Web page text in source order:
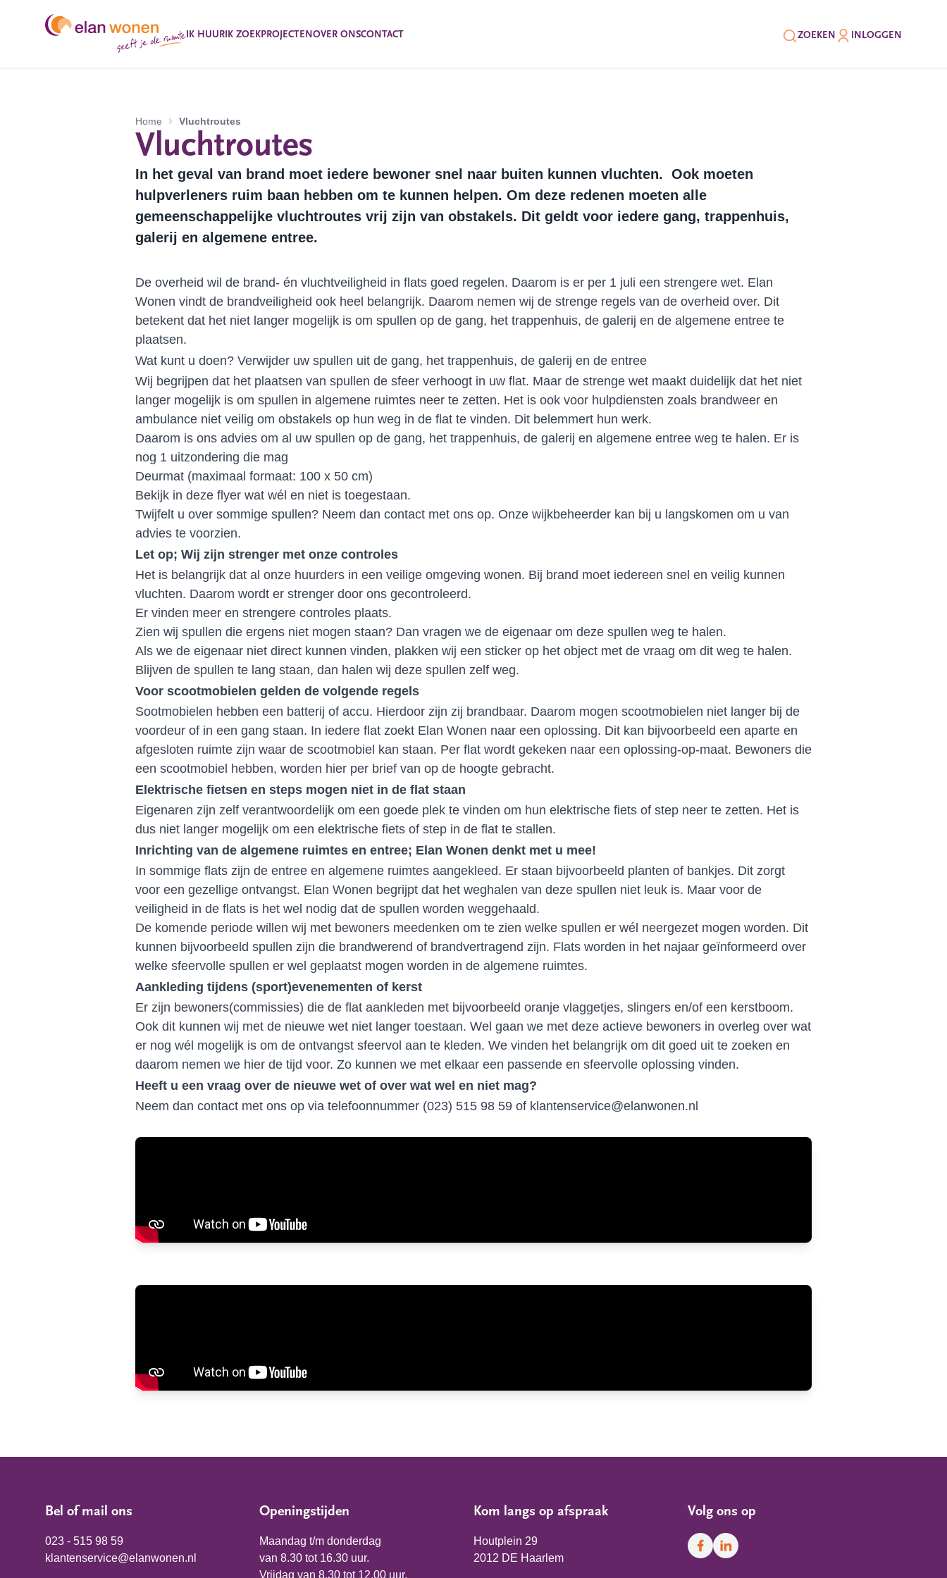
IK HUURIK ZOEKPROJECTENOVER ONSCONTACT ZOEKEN INLOGGEN
Home Vluchtroutes
Vluchtroutes
In het geval van brand moet iedere bewoner snel naar buiten kunnen vluchten. Ook moeten
hulpverleners ruim baan hebben om te kunnen helpen. Om deze redenen moeten alle
gemeenschappelijke vluchtroutes vrij zijn van obstakels. Dit geldt voor iedere gang, trappenhuis,
galerij en algemene entree.
De overheid wil de brand- én vluchtveiligheid in flats goed regelen. Daarom is er per 1 juli een strengere wet. Elan
Wonen vindt de brandveiligheid ook heel belangrijk. Daarom nemen wij de strenge regels van de overheid over. Dit
betekent dat het niet langer mogelijk is om spullen op de gang, het trappenhuis, de galerij en de algemene entree te
plaatsen.
Wat kunt u doen? Verwijder uw spullen uit de gang, het trappenhuis, de galerij en de entree
Wij begrijpen dat het plaatsen van spullen de sfeer verhoogt in uw flat. Maar de strenge wet maakt duidelijk dat het niet
langer mogelijk is om spullen in algemene ruimtes neer te zetten. Het is ook voor hulpdiensten zoals brandweer en
ambulance niet veilig om obstakels op hun weg in de flat te vinden. Dit belemmert hun werk.
Daarom is ons advies om al uw spullen op de gang, het trappenhuis, de galerij en algemene entree weg te halen. Er is
nog 1 uitzondering die mag
Deurmat (maximaal formaat: 100 x 50 cm)
Bekijk in deze flyer wat wél en niet is toegestaan.
Twijfelt u over sommige spullen? Neem dan contact met ons op. Onze wijkbeheerder kan bij u langskomen om u van
advies te voorzien.
Let op; Wij zijn strenger met onze controles
Het is belangrijk dat al onze huurders in een veilige omgeving wonen. Bij brand moet iedereen snel en veilig kunnen
vluchten. Daarom wordt er strenger door ons gecontroleerd.
Er vinden meer en strengere controles plaats.
Zien wij spullen die ergens niet mogen staan? Dan vragen we de eigenaar om deze spullen weg te halen.
Als we de eigenaar niet direct kunnen vinden, plakken wij een sticker op het object met de vraag om dit weg te halen.
Blijven de spullen te lang staan, dan halen wij deze spullen zelf weg.
Voor scootmobielen gelden de volgende regels
Sootmobielen hebben een batterij of accu. Hierdoor zijn zij brandbaar. Daarom mogen scootmobielen niet langer bij de
voordeur of in een gang staan. In iedere flat zoekt Elan Wonen naar een oplossing. Dit kan bijvoorbeeld een aparte en
afgesloten ruimte zijn waar de scootmobiel kan staan. Per flat wordt gekeken naar een oplossing-op-maat. Bewoners die
een scootmobiel hebben, worden hier per brief van op de hoogte gebracht.
Elektrische fietsen en steps mogen niet in de flat staan
Eigenaren zijn zelf verantwoordelijk om een goede plek te vinden om hun elektrische fiets of step neer te zetten. Het is
dus niet langer mogelijk om een elektrische fiets of step in de flat te stallen.
Inrichting van de algemene ruimtes en entree; Elan Wonen denkt met u mee!
In sommige flats zijn de entree en algemene ruimtes aangekleed. Er staan bijvoorbeeld planten of bankjes. Dit zorgt
voor een gezellige ontvangst. Elan Wonen begrijpt dat het weghalen van deze spullen niet leuk is. Maar voor de
veiligheid in de flats is het wel nodig dat de spullen worden weggehaald.
De komende periode willen wij met bewoners meedenken om te zien welke spullen er wél neergezet mogen worden. Dit
kunnen bijvoorbeeld spullen zijn die brandwerend of brandvertragend zijn. Flats worden in het najaar geïnformeerd over
welke sfeervolle spullen er wel geplaatst mogen worden in de algemene ruimtes.
Aankleding tijdens (sport)evenementen of kerst
Er zijn bewoners(commissies) die de flat aankleden met bijvoorbeeld oranje vlaggetjes, slingers en/of een kerstboom.
Ook dit kunnen wij met de nieuwe wet niet langer toestaan. Wel gaan we met deze actieve bewoners in overleg over wat
er nog wél mogelijk is om de ontvangst sfeervol aan te kleden. We vinden het belangrijk om dit goed uit te zoeken en
daarom nemen we hier de tijd voor. Zo kunnen we met elkaar een passende en sfeervolle oplossing vinden.
Heeft u een vraag over de nieuwe wet of over wat wel en niet mag?
Neem dan contact met ons op via telefoonnummer (023) 515 98 59 of klantenservice@elanwonen.nl
Bel of mail ons
023 - 515 98 59
klantenservice@elanwonen.nl
Openingstijden
Maandag t/m donderdag
van 8.30 tot 16.30 uur.
Vrijdag van 8.30 tot 12.00 uur.
Kom langs op afspraak
Houtplein 29
2012 DE Haarlem
Volg ons op
Facebook
LinkedIn